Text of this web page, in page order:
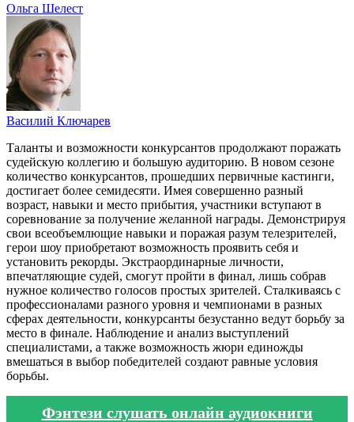
Ольга Шелест
Василий Ключарев
Таланты и возможности конкурсантов продолжают поражать
судейскую коллегию и большую аудиторию. В новом сезоне
количество конкурсантов, прошедших первичные кастинги,
достигает более семидесяти. Имея совершенно разный
возраст, навыки и место прибытия, участники вступают в
соревнование за получение желанной награды. Демонстрируя
свои всеобъемлющие навыки и поражая разум телезрителей,
герои шоу приобретают возможность проявить себя и
установить рекорды. Экстраординарные личности,
впечатляющие судей, смогут пройти в финал, лишь собрав
нужное количество голосов простых зрителей. Сталкиваясь с
профессионалами разного уровня и чемпионами в разных
сферах деятельности, конкурсанты безустанно ведут борьбу за
место в финале. Наблюдение и анализ выступлений
специалистами, а также возможность жюри единожды
вмешаться в выбор победителей создают равные условия
борьбы.
Фэнтези слушать онлайн аудиокниги